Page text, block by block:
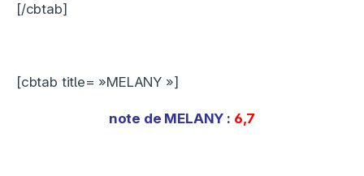
[/cbtab]
[cbtab title= »MELANY »]
note de MELANY : 6,7